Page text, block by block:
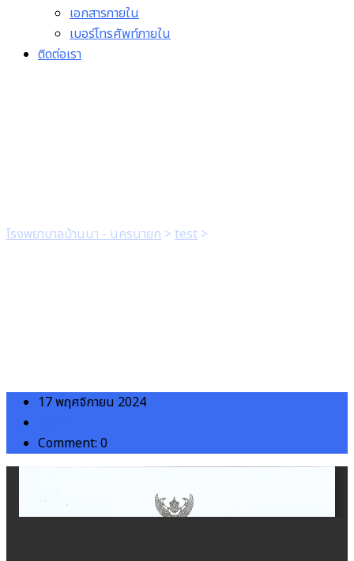
เอกสารภายใน
เบอร์โทรศัพท์ภายใน
ติดต่อเรา
โรงพยาบาลบ้านนา - นครนายก > test >
17 พฤศจิกายน 2024
Comment: 0